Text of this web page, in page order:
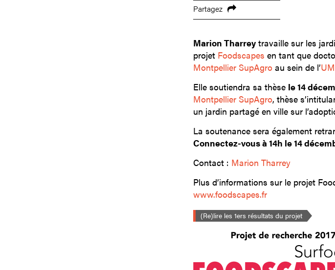
Partagez
Marion Tharreytravaille sur les
projet Foodscapes en tant que
Montpellier SupAgroau sein de l’
Elle soutiendra sa thèse le 14
Montpellier SupAgro, thèse
un jardin partagé en ville sur
La soutenance sera également
Connectez-vous à 14h le 14
Contact : Marion Tharrey
Plus d’informations sur le projet
www.foodscapes.fr
(Re)lire les 1ers résultats du projet